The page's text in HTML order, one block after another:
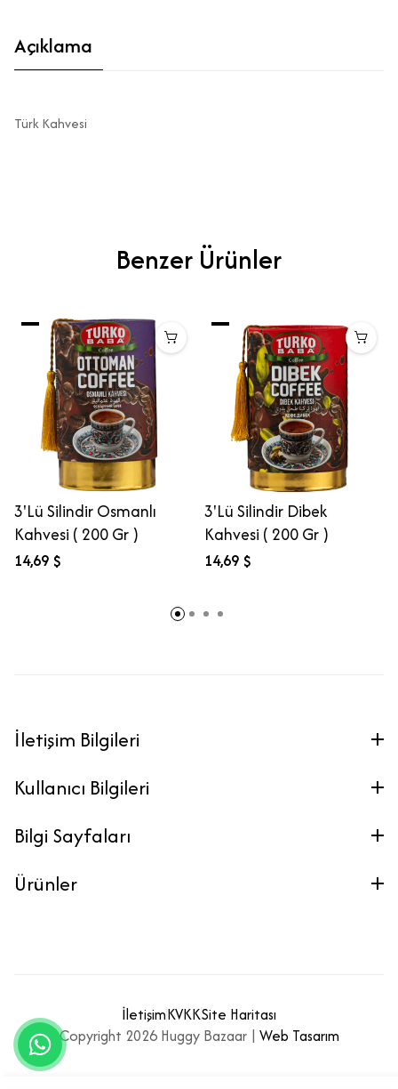
Açıklama
Türk Kahvesi
Benzer Ürünler
3'Lü Silindir Osmanlı
Kahvesi ( 200 Gr )
14,69 $
3'Lü Silindir Dibek
Kahvesi ( 200 Gr )
14,69 $
İletişim Bilgileri
Kullanıcı Bilgileri
Bilgi Sayfaları
Ürünler
İletişimKVKKSite Haritası
Copyright 2026 Huggy Bazaar | Web Tasarım